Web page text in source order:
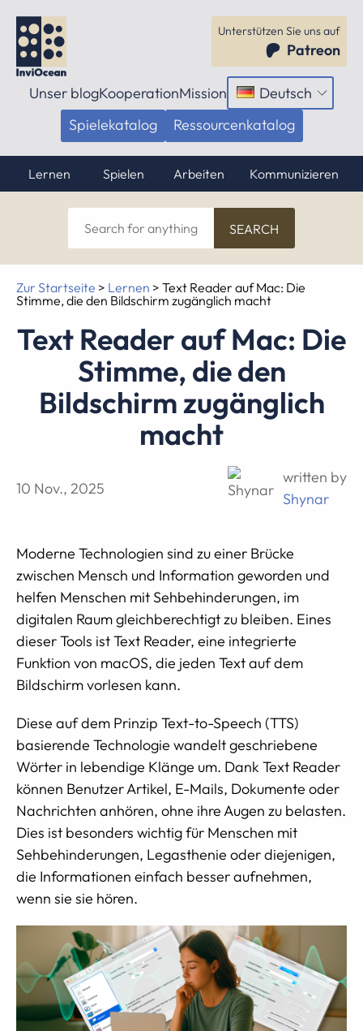
Unterstützen Sie uns auf
Patreon
Unser blogKooperationMission Deutsch
Menü
öffnen
Spielekatalog Ressourcenkatalog
Lernen Spielen Arbeiten Kommunizieren
Search
for
anything
Zur Startseite > Lernen > Text Reader auf Mac: Die
Stimme, die den Bildschirm zugänglich macht
Text Reader auf Mac: Die
Stimme, die den
Bildschirm zugänglich
macht
10 Nov., 2025
written by
Shynar
Moderne Technologien sind zu einer Brücke
zwischen Mensch und Information geworden und
helfen Menschen mit Sehbehinderungen, im
digitalen Raum gleichberechtigt zu bleiben. Eines
dieser Tools ist Text Reader, eine integrierte
Funktion von macOS, die jeden Text auf dem
Bildschirm vorlesen kann.
Diese auf dem Prinzip Text-to-Speech (TTS)
basierende Technologie wandelt geschriebene
Wörter in lebendige Klänge um. Dank Text Reader
können Benutzer Artikel, E-Mails, Dokumente oder
Nachrichten anhören, ohne ihre Augen zu belasten.
Dies ist besonders wichtig für Menschen mit
Sehbehinderungen, Legasthenie oder diejenigen,
die Informationen einfach besser aufnehmen,
wenn sie sie hören.